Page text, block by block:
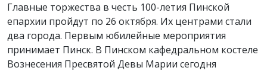
Главные торжества в честь 100-летия Пинской
епархии пройдут по 26 октября. Их центрами стали
два города. Первым юбилейные мероприятия
принимает Пинск. В Пинском кафедральном костеле
Вознесения Пресвятой Девы Марии сегодня